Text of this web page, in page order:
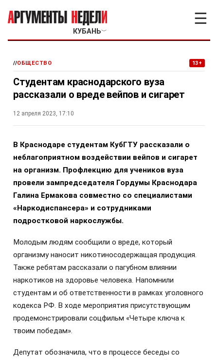
КУБАНЬ﹀
☰
//ОБЩЕСТВО 13+
Студентам краснодарского вуза
рассказали о вреде вейпов и сигарет
12 апреля 2023, 17:10
В Краснодаре студентам КубГТУ рассказали о
неблагоприятном воздействии вейпов и сигарет
на организм. Профлекцию для учеников вуза
провели зампредседателя Гордумы Краснодара
Галина Ермакова совместно со специалистами
«Наркодиспансера» и сотрудниками
подростковой наркослужбы.
Молодым людям сообщили о вреде, который
организму наносит никотиносодержащая продукция.
Также ребятам рассказали о пагубном влиянии
наркотиков на здоровье человека. Напомнили
студентам и об ответственности в рамках уголовного
кодекса РФ. В ходе мероприятия присутствующим
продемонстрировали соцфильм «Четыре ключа к
твоим победам».
Депутат обозначила, что в процессе беседы со